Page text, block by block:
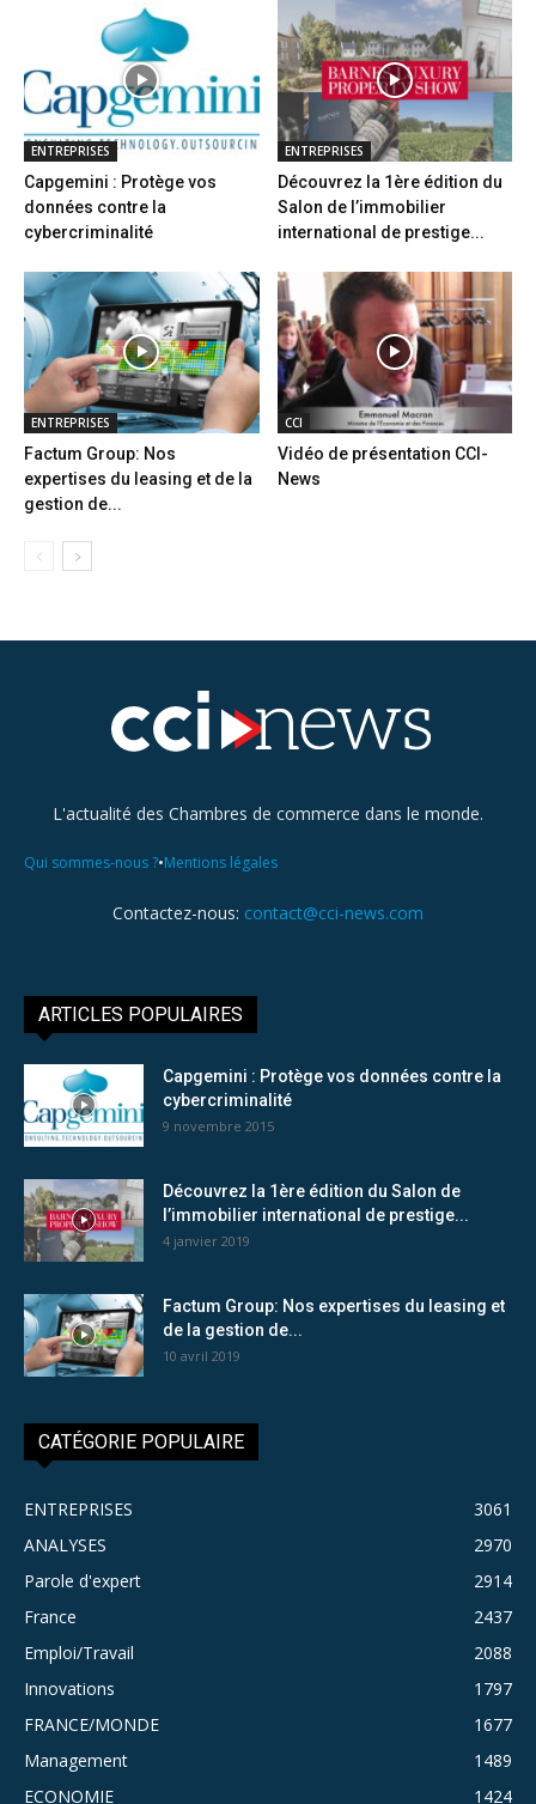
ENTREPRISES
Capgemini : Protège vos
données contre la
cybercriminalité
ENTREPRISES
Découvrez la 1ère édition du
Salon de l’immobilier
international de prestige...
ENTREPRISES
Factum Group: Nos
expertises du leasing et de la
gestion de...
CCI
Vidéo de présentation CCI-
News
L'actualité des Chambres de commerce dans le monde.
Qui sommes-nous ?•Mentions légales
Contactez-nous: contact@cci-news.com
ARTICLES POPULAIRES
Capgemini : Protège vos données contre la
cybercriminalité
9 novembre 2015
Découvrez la 1ère édition du Salon de
l’immobilier international de prestige...
4 janvier 2019
Factum Group: Nos expertises du leasing et
de la gestion de...
10 avril 2019
CATÉGORIE POPULAIRE
ENTREPRISES
3061
ANALYSES
2970
Parole d'expert
2914
France
2437
Emploi/Travail
2088
Innovations
1797
FRANCE/MONDE
1677
Management
1489
ECONOMIE
1424